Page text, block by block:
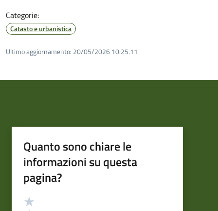
Categorie:
Catasto e urbanistica
Ultimo aggiornamento: 20/05/2026 10:25.11
Quanto sono chiare le
informazioni su questa
pagina?
Valutazione